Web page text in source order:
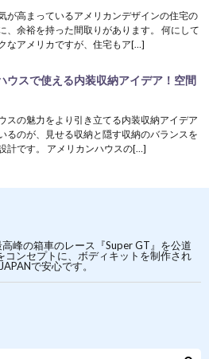
が高まっているアメリカンデザインの住宅の
、余裕を持った間取りがあります。 何にして
なアメリカですが、住宅もア[…]
ウスで使える内装収納アイデア！空間
スの魅力をより引き立てる内装収納アイデア
るのが、見せる収納と隠す収納のバランスを
計です。 アメリカンハウスの[…]
高峰の箱車のレース『Super GT』を公道
コンセプトに、ボディキットを制作され
で安心です。